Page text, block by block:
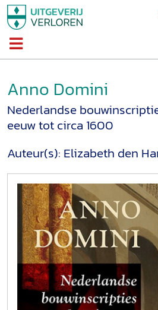
Anno Domini
Nederlandse
eeuw tot circa 1600
Auteur(s): Elizabeth den